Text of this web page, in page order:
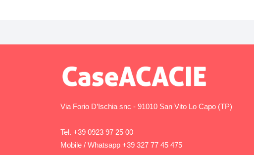
Via Forio D’Ischia snc - 91010 San Vito Lo Capo (TP)
Tel. +39 0923 97 25 00
Mobile / Whatsapp +39 327 77 45 475